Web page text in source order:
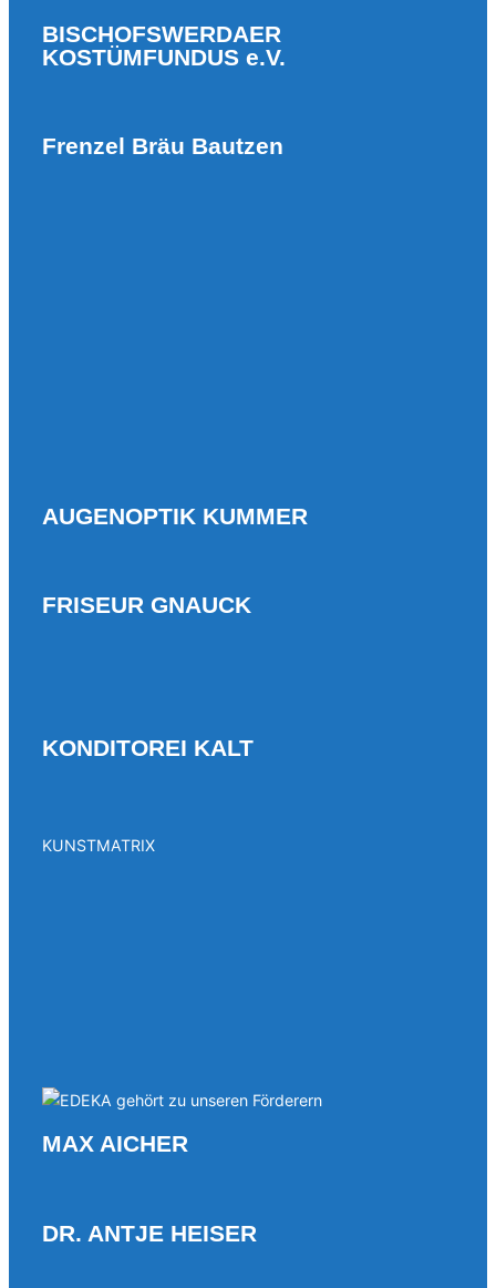
BISCHOFSWERDAER
KOSTÜMFUNDUS e.V.
Frenzel Bräu Bautzen
AUGENOPTIK KUMMER
FRISEUR GNAUCK
KONDITOREI KALT
KUNSTMATRIX
MAX AICHER
DR. ANTJE HEISER